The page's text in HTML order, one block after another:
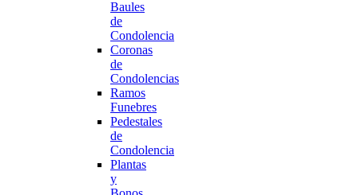
Baules
de
Condolencia
Coronas
de
Condolencias
Ramos
Funebres
Pedestales
de
Condolencia
Plantas
y